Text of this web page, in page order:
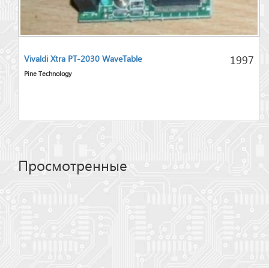
1997
Vivaldi Xtra PT-2030 WaveTable
Pine Technology
Просмотренные